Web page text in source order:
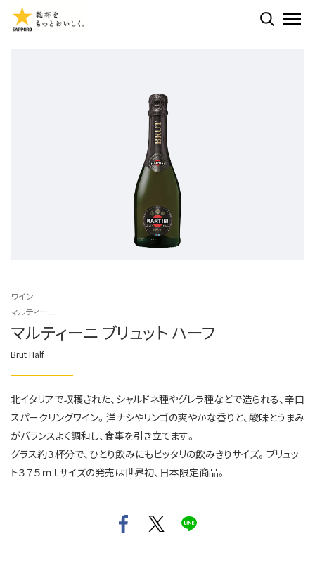
検索する
ワイン
マルティーニ
マルティーニ ブリュット ハーフ
Brut Half
北イタリアで収穫された、シャルドネ種やグレラ種などで造られる、辛口
スパークリングワイン。洋ナシやリンゴの爽やかな香りと、酸味とうまみ
がバランスよく調和し、食事を引き立てます。
グラス約３杯分で、ひとり飲みにもピッタリの飲みきりサイズ。ブリュッ
ト３７５ｍｌサイズの発売は世界初、日本限定商品。